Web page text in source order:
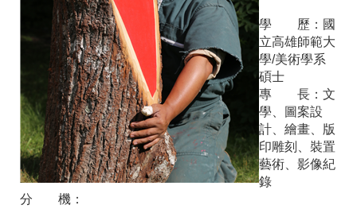
學 歷： 國
立高雄師範大
學/美術學系
碩士
專 長： 文
學、圖案設
計、繪畫、版
印雕刻、裝置
藝術、影像紀
錄
分 機：